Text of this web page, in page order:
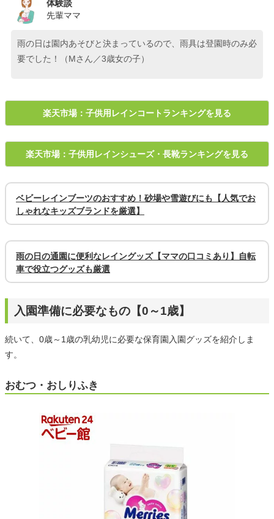
体験談
先輩ママ
雨の日は園内あそびと決まっているので、雨具は登園時のみ必
要でした！（Mさん／3歳女の子）
楽天市場：子供用レインコートランキングを見る
楽天市場：子供用レインシューズ・長靴ランキングを見る
ベビーレインブーツのおすすめ！砂場や雪遊びにも【人気でお
しゃれなキッズブランドを厳選】
雨の日の通園に便利なレイングッズ【ママの口コミあり】自転
車で役立つグッズも厳選
入園準備に必要なもの【0～1歳】
続いて、0歳～1歳の乳幼児に必要な保育園入園グッズを紹介しま
す。
おむつ・おしりふき